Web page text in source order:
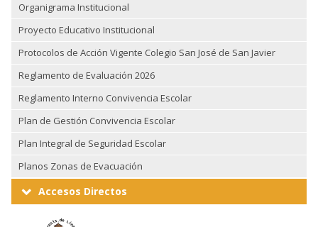
Organigrama Institucional
Proyecto Educativo Institucional
Protocolos de Acción Vigente Colegio San José de San Javier
Reglamento de Evaluación 2026
Reglamento Interno Convivencia Escolar
Plan de Gestión Convivencia Escolar
Plan Integral de Seguridad Escolar
Planos Zonas de Evacuación
Accesos Directos